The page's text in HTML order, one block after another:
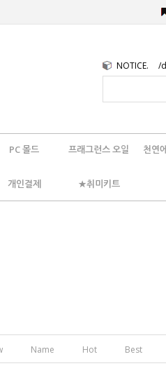
NOTICE.
PC 몰드 프래그런스 오일 천연
개인결제 ★취미키트
Name Hot Best